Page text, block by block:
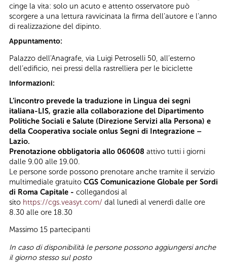
cinge la vita: solo un acuto e attento osservatore può
scorgere a una lettura ravvicinata la firma dell’autore e l’anno
di realizzazione del dipinto.
Appuntamento:
Palazzo dell'Anagrafe, via Luigi Petroselli 50, all’esterno
dell’edificio, nei pressi della rastrelliera per le biciclette
Informazioni:
L’incontro prevede la traduzione in Lingua dei segni
italiana-LIS, grazie alla collaborazione del Dipartimento
Politiche Sociali e Salute (Direzione Servizi alla Persona) e
della Cooperativa sociale onlus Segni di Integrazione –
Lazio.
Prenotazione obbligatoria allo 060608 attivo tutti i giorni
dalle 9.00 alle 19.00.
Le persone sorde possono prenotare anche tramite il servizio
multimediale gratuito CGS Comunicazione Globale per Sordi
di Roma Capitale - collegandosi al
sito https://cgs.veasyt.com/ dal lunedì al venerdì dalle ore
8.30 alle ore 18.30
Massimo 15 partecipanti
In caso di disponibilità le persone possono aggiungersi anche
il giorno stesso sul posto